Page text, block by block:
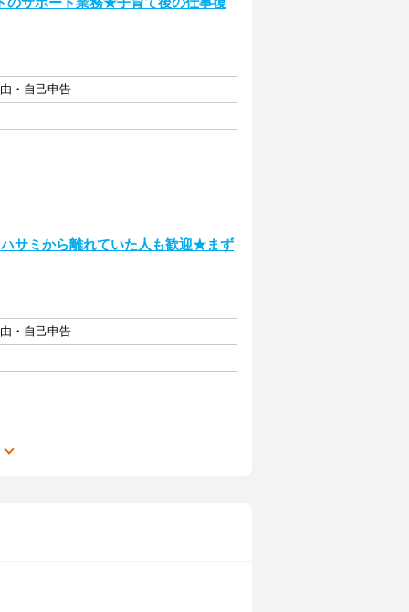
・自己申告
サミから離れていた人も歓迎★まず
・自己申告